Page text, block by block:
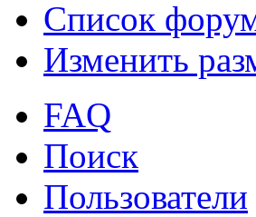
Список
Изменить
FAQ
Поиск
Пользователи